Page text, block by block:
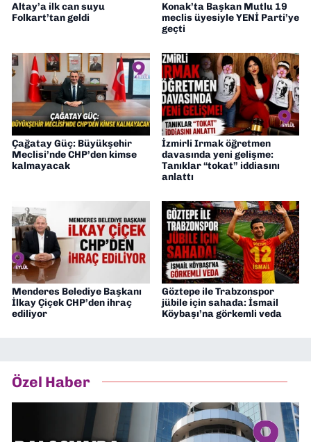
Altay’a ilk can suyu
Folkart’tan geldi
Konak’ta Başkan Mutlu 19
meclis üyesiyle YENİ Parti’ye
geçti
Çağatay Güç: Büyükşehir
Meclisi’nde CHP’den kimse
kalmayacak
İzmirli Irmak öğretmen
davasında yeni gelişme:
Tanıklar “tokat” iddiasını
anlattı
Menderes Belediye Başkanı
İlkay Çiçek CHP’den ihraç
ediliyor
Göztepe ile Trabzonspor
jübile için sahada: İsmail
Köybaşı’na görkemli veda
Özel Haber